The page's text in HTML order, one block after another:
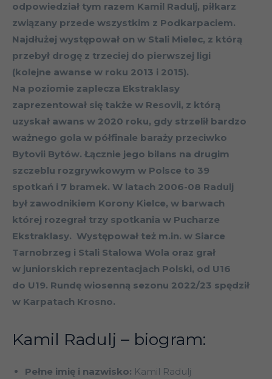
odpowiedział tym razem Kamil Radulj, piłkarz
związany przede wszystkim z Podkarpaciem.
Najdłużej występował on w Stali Mielec, z którą
przebył drogę z trzeciej do pierwszej ligi
(kolejne awanse w roku 2013 i 2015).
Na poziomie zaplecza Ekstraklasy
zaprezentował się także w Resovii, z którą
uzyskał awans w 2020 roku, gdy strzelił bardzo
ważnego gola w półfinale baraży przeciwko
Bytovii Bytów. Łącznie jego bilans na drugim
szczeblu rozgrywkowym w Polsce to 39
spotkań i 7 bramek. W latach 2006-08 Radulj
był zawodnikiem Korony Kielce, w barwach
której rozegrał trzy spotkania w Pucharze
Ekstraklasy. Występował też m.in. w Siarce
Tarnobrzeg i Stali Stalowa Wola oraz grał
w juniorskich reprezentacjach Polski, od U16
do U19. Rundę wiosenną sezonu 2022/23 spędził
w Karpatach Krosno.
Kamil Radulj – biogram:
Pełne imię i nazwisko: Kamil Radulj